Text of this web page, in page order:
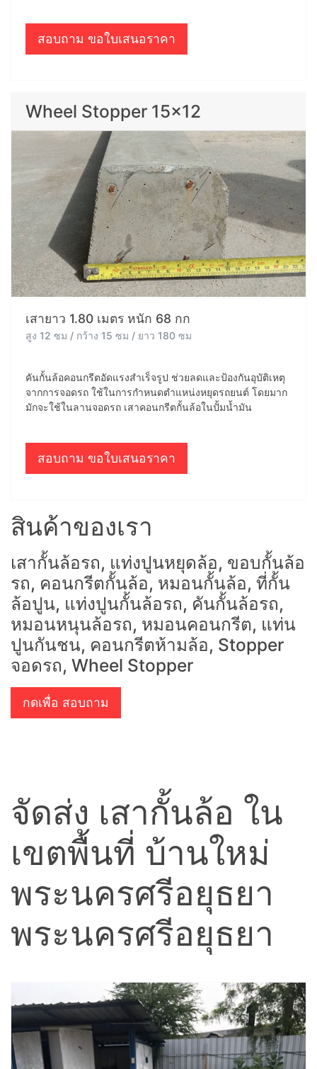
สอบถาม ขอใบเสนอราคา
Wheel Stopper 15x12
เสายาว 1.80 เมตร หนัก 68 กก
สูง 12 ซม / กว้าง 15 ซม / ยาว 180 ซม
คันกั้นล้อคอนกรีตอัดแรงสำเร็จรูป ช่วยลดและป้องกันอุบัติเหตุ
จากการจอดรถ ใช้ในการกำหนดตำแหน่งหยุดรถยนต์ โดยมาก
มักจะใช้ในลานจอดรถ เสาคอนกรีตกั้นล้อในปั้มน้ำมัน
สอบถาม ขอใบเสนอราคา
สินค้าของเรา
เสากั้นล้อรถ, แท่งปูนหยุดล้อ, ขอบกั้นล้อ
รถ, คอนกรีตกั้นล้อ, หมอนกั้นล้อ, ที่กั้น
ล้อปูน, แท่งปูนกั้นล้อรถ, คันกั้นล้อรถ,
หมอนหนุนล้อรถ, หมอนคอนกรีต, แท่น
ปูนกันชน, คอนกรีตห้ามล้อ, Stopper
จอดรถ, Wheel Stopper
กดเพื่อ สอบถาม
จัดส่ง เสากั้นล้อ ใน
เขตพื้นที่ บ้านใหม่
พระนครศรีอยุธยา
พระนครศรีอยุธยา